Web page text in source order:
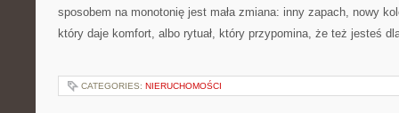
sposobem na monotonię jest mała zmiana: inny zapach, nowy
który daje komfort, albo rytuał, który przypomina, że też jesteś
CATEGORIES: NIERUCHOMOŚCI